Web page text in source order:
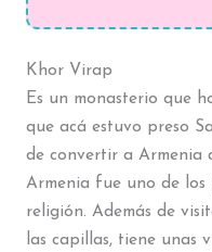
Khor Virap
Es un monasterio que
que acá estuvo preso
de convertir a Armenia
Armenia fue uno de los
religión. Además de
las capillas, tiene unas